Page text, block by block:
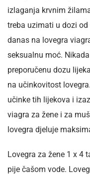
izlaganja krvnim
treba uzimati u dozi
danas na lovegra
seksualnu moć.
preporučenu dozu
na učinkovitost
učinke tih lijekova i
viagra za žene i za
lovegra djeluje
Lovegra za žene 1 x 4
pije čašom vode.